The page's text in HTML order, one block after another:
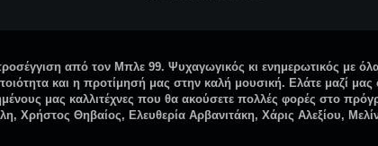
από τον Μπλε 99. Ψυχαγωγικός κι ενημερωτικός με
και η προτίμησή μας στην καλή μουσική. Ελάτε μαζί
μας καλλιτέχνες που θα ακούσετε πολλές φορές στο
Χρήστος Θηβαίος, Ελευθερία Αρβανιτάκη, Χάρις Αλεξίου,